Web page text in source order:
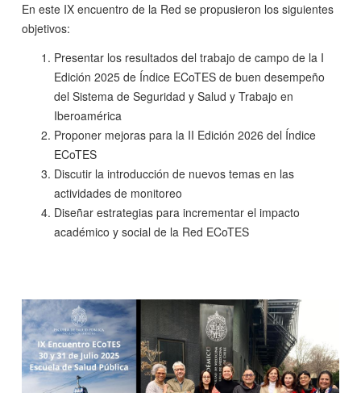
En este IX encuentro de la Red se propusieron los siguientes
objetivos:
Presentar los resultados del trabajo de campo de la I
Edición 2025 de Índice ECoTES de buen desempeño
del Sistema de Seguridad y Salud y Trabajo en
Iberoamérica
Proponer mejoras para la II Edición 2026 del Índice
ECoTES
Discutir la introducción de nuevos temas en las
actividades de monitoreo
Diseñar estrategias para incrementar el impacto
académico y social de la Red ECoTES